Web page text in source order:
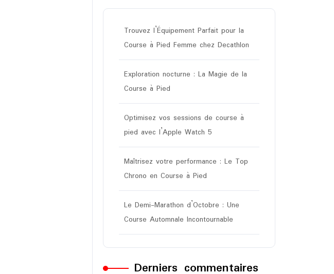
Trouvez l’Équipement Parfait pour la
Course à Pied Femme chez Decathlon
Exploration nocturne : La Magie de la
Course à Pied
Optimisez vos sessions de course à
pied avec l’Apple Watch 5
Maîtrisez votre performance : Le Top
Chrono en Course à Pied
Le Demi-Marathon d’Octobre : Une
Course Automnale Incontournable
Derniers commentaires